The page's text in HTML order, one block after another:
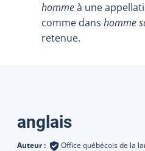
hommeà une
comme dans homme
retenue.
Traductions
anglais
Auteur : Office québécois de la